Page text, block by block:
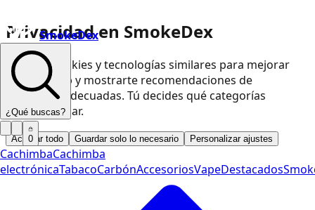
Privacidad en SmokeDex
Usamos cookies y tecnologías similares para mejorar
nuestra web y mostrarte recomendaciones de
productos adecuadas. Tú decides qué categorías
podemos usar.
Aceptar todo Guardar solo lo necesario Personalizar ajustes
SmokeDex
¿Qué buscas?
0
CachimbaCachimba
electrónicaTabacoCarbónAccesoriosVapeDestacados